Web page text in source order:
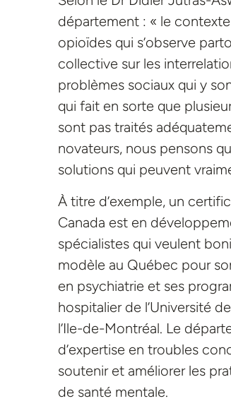
département : « le
opioïdes qui s’observe
collective sur les
problèmes sociaux qui y
qui fait en sorte que
sont pas traités
novateurs, nous pensons
solutions qui peuvent
À titre d’exemple, un
Canada est en
spécialistes qui veulent
modèle au Québec pour
en psychiatrie et ses
hospitalier de l’Université
l’Ile-de-Montréal. Le
d’expertise en troubles
soutenir et améliorer les
de santé mentale.